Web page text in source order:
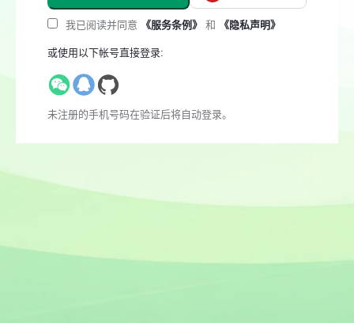
我已阅读并同意 《服务条例》 和 《隐私声明》
或使用以下帐号直接登录:
未注册的手机号码在验证后将自动登录。